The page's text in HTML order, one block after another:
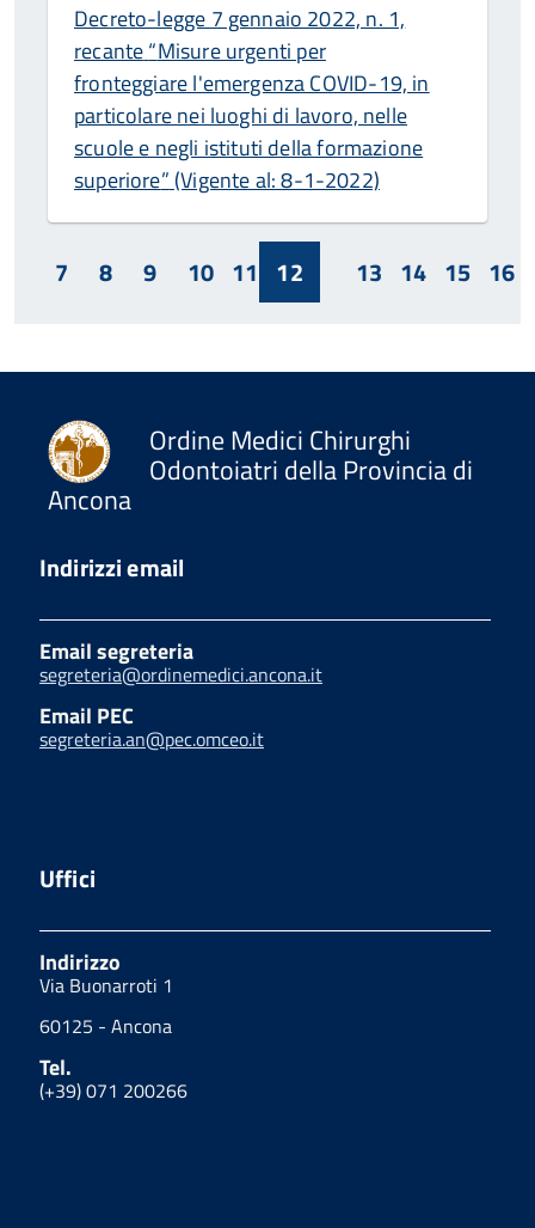
Decreto-legge 7 gennaio 2022, n. 1,
recante“Misure urgenti per
fronteggiare l'emergenza COVID-19, in
particolare nei luoghi di lavoro, nelle
scuole e negli istituti della formazione
superiore” (Vigente al: 8-1-2022)
7 8 9 10 11 12 13 14 15 16
Ordine Medici Chirurghi
Odontoiatri della Provincia di
Ancona
Indirizzi email
Email segreteria
segreteria@ordinemedici.ancona.it
Email PEC
segreteria.an@pec.omceo.it
Uffici
Indirizzo
Via Buonarroti 1
60125 - Ancona
Tel.
(+39) 071 200266